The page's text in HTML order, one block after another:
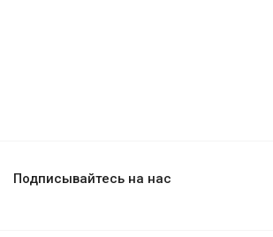
Подписывайтесь на нас